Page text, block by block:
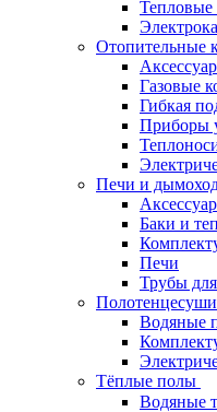
Отопительные
Газовые
Гибкая
Приборы
Печи и
Баки и
Печи
Трубы
Водяные
Тёплые полы
Водяные